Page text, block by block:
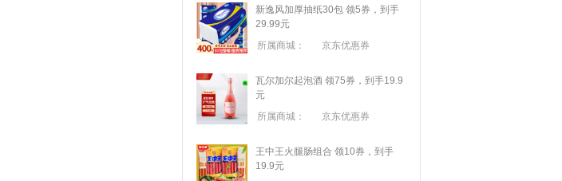
新逸风加厚抽纸30包 领5券，到手
29.99元
所属商城：
京东优惠券
瓦尔加尔起泡酒 领75券，到手19.9
元
所属商城：
京东优惠券
王中王火腿肠组合 领10券，到手
19.9元